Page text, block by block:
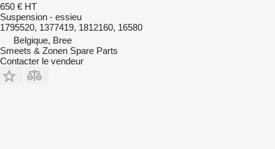
650 € HT
Suspension - essieu
1795520, 1377419, 1812160, 16580
Belgique, Bree
Smeets & Zonen Spare Parts
Contacter le vendeur